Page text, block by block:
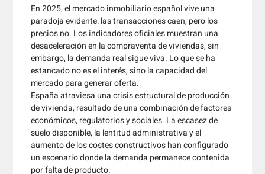
En 2025, el mercado inmobiliario español vive una
paradoja evidente: las transacciones caen, pero los
precios no. Los indicadores oficiales muestran una
desaceleración en la compraventa de viviendas, sin
embargo, la demanda real sigue viva. Lo que se ha
estancado no es el interés, sino la capacidad del
mercado para generar oferta.
España atraviesa una crisis estructural de producción
de vivienda, resultado de una combinación de factores
económicos, regulatorios y sociales. La escasez de
suelo disponible, la lentitud administrativa y el
aumento de los costes constructivos han configurado
un escenario donde la demanda permanece contenida
por falta de producto.